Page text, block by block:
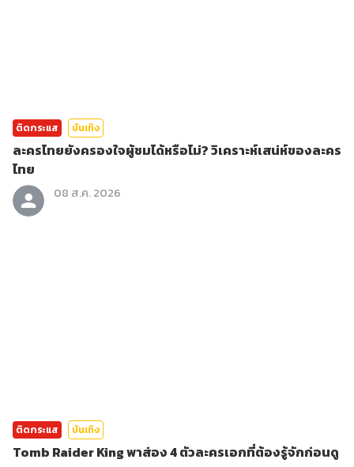
ติดกระแส บันเทิง
ละครไทยยังครองใจผู้ชมได้หรือไม่? วิเคราะห์เสน่ห์ของละคร
ไทย
08 ส.ค. 2026
ติดกระแส บันเทิง
Tomb Raider King พาส่อง 4 ตัวละครเอกที่ต้องรู้จักก่อนดู